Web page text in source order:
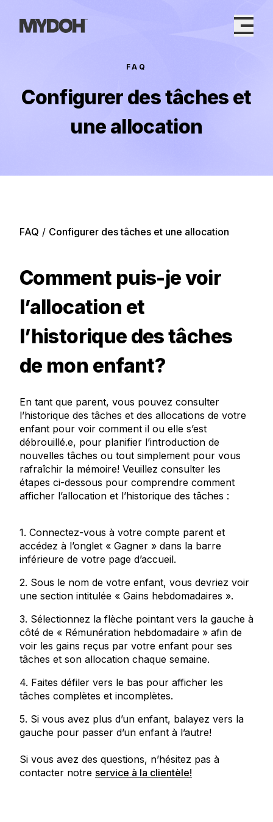
content
FAQ
Configurer des tâches et
une allocation
FAQ / Configurer des tâches et une allocation
Comment puis-je voir
l’allocation et
l’historique des tâches
de mon enfant?
En tant que parent, vous pouvez consulter
l’historique des tâches et des allocations de votre
enfant pour voir comment il ou elle s’est
débrouillé.e, pour planifier l’introduction de
nouvelles tâches ou tout simplement pour vous
rafraîchir la mémoire! Veuillez consulter les
étapes ci-dessous pour comprendre comment
afficher l’allocation et l’historique des tâches :
1. Connectez-vous à votre compte parent et
accédez à l’onglet « Gagner » dans la barre
inférieure de votre page d’accueil.
2. Sous le nom de votre enfant, vous devriez voir
une section intitulée « Gains hebdomadaires ».
3. Sélectionnez la flèche pointant vers la gauche à
côté de « Rémunération hebdomadaire » afin de
voir les gains reçus par votre enfant pour ses
tâches et son allocation chaque semaine.
4. Faites défiler vers le bas pour afficher les
tâches complètes et incomplètes.
5. Si vous avez plus d’un enfant, balayez vers la
gauche pour passer d’un enfant à l’autre!
Si vous avez des questions, n’hésitez pas à
contacter notre service à la clientèle!